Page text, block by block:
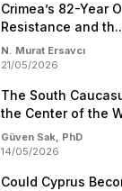
Crimea’s 82-Year
Resistance and
N. Murat Ersavcı
21/05/2026
The South
the Center of the
Güven Sak, PhD
14/05/2026
Could Cyprus